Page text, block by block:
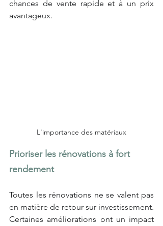
chances de vente rapide et à un prix
avantageux.
L'importance des matériaux
Prioriser les rénovations à fort
rendement
Toutes les rénovations ne se valent pas
en matière de retour sur investissement.
Certaines améliorations ont un impact